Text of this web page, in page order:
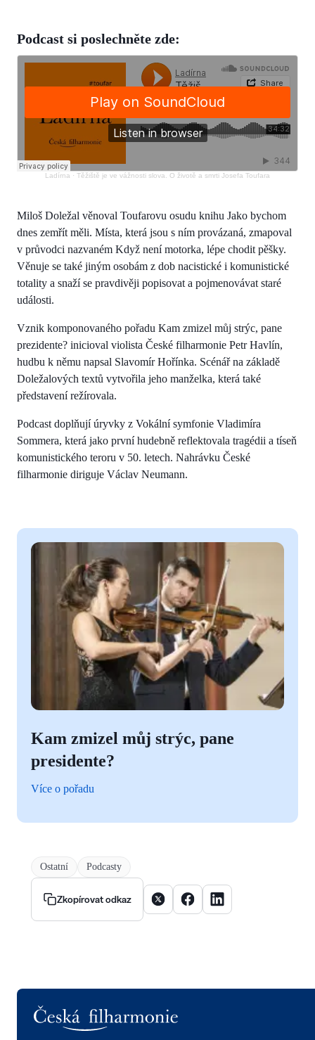
Podcast si poslechněte zde:
Ladírna · Těžiště je ve vážnosti slova. O životě a smrti Josefa Toufara
Miloš Doležal věnoval Toufarovu osudu knihu Jako bychom
dnes zemřít měli. Místa, která jsou s ním provázaná, zmapoval
v průvodci nazvaném Když není motorka, lépe chodit pěšky.
Věnuje se také jiným osobám z dob nacistické i komunistické
totality a snaží se pravdivěji popisovat a pojmenovávat staré
události.
Vznik komponovaného pořadu Kam zmizel můj strýc, pane
prezidente? inicioval violista České filharmonie Petr Havlín,
hudbu k němu napsal Slavomír Hořínka. Scénář na základě
Doležalových textů vytvořila jeho manželka, která také
představení režírovala.
Podcast doplňují úryvky z Vokální symfonie Vladimíra
Sommera, která jako první hudebně reflektovala tragédii a tíseň
komunistického teroru v 50. letech. Nahrávku České
filharmonie diriguje Václav Neumann.
Kam zmizel můj strýc, pane
presidente?
Více o pořadu
Ostatní Podcasty
Zkopírovat odkaz Sdílet článek na X
Sdílet článek na Facebooku
Sdílet článek na